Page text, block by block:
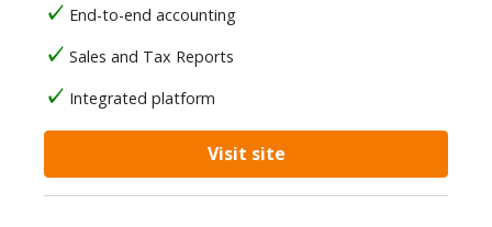
End-to-end accounting
Sales and Tax Reports
Integrated platform
Visit site